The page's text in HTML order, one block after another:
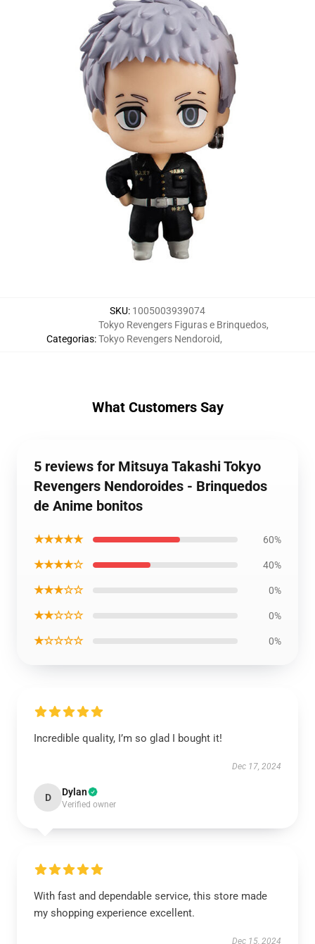
SKU: 1005003939074
Categorias:
Tokyo Revengers Figuras e Brinquedos,
Tokyo Revengers Nendoroid,
What Customers Say
5 reviews for Mitsuya Takashi Tokyo
Revengers Nendoroides - Brinquedos
de Anime bonitos
★★★★★ 60%
★★★★☆ 40%
★★★☆☆ 0%
★★☆☆☆ 0%
★☆☆☆☆ 0%
Incredible quality, I’m so glad I bought it!
Dec 17, 2024
D Dylan
Verified owner
With fast and dependable service, this store made
my shopping experience excellent.
Dec 15, 2024